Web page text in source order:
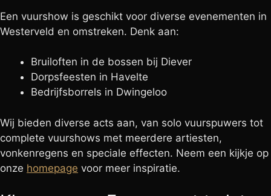
Een vuurshow is geschikt voor diverse evenementen in
Westerveld en omstreken. Denk aan:
Bruiloften in de bossen bij Diever
Dorpsfeesten in Havelte
Bedrijfsborrels in Dwingeloo
Wij bieden diverse acts aan, van solo vuurspuwers tot
complete vuurshows met meerdere artiesten,
vonkenregens en speciale effecten. Neem een kijkje op
onze homepage voor meer inspiratie.